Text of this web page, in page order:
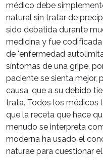
médico debe
natural sin tratar de
sido debatida durante
medicina y fue
de "enfermedad
síntomas de una gripe,
paciente se sienta mejor,
causa, que a su debido
trata. Todos los médicos
que la receta que hace
menudo se interpreta
moderna ha usado el
naturae para cuestionar